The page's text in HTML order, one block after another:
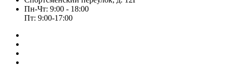
Пн-Чт: 9:00 - 18:00
Пт: 9:00-17:00